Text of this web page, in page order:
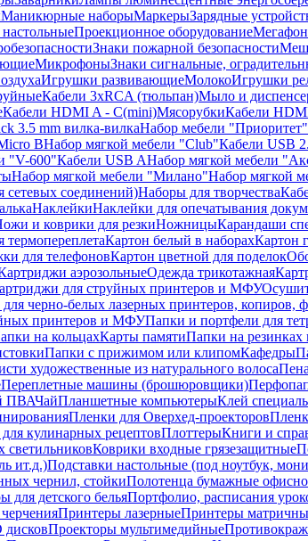
Маникюрные наборыМаркерыЗарядные
Проекционное оборудование
Знаки пожарной безопасности
МикрофоныЗнаки сигнальные,
Игрушки развивающиеМолокоИгрушки
Кабели 3xRCA (тюльпан)Мыло и
Кабели HDMI A - C(mini)МясорубкиКабели
3.5 mm вилка-вилкаНабор мебели "Приоритет"
BНабор мягкой мебели "Club"Кабели USB
"V-600"Кабели USB AНабор мягкой мебели
Набор мягкой мебели "Милано"Набор мягкой
сетевых соединений)Наборы для творчества
НаклейкиНаклейки для опечатывания
и коврики для резкиНожницыКарандаши
Картон белый в наборахКартон
для телефоновКартон цветной для поделок
аэрозольныеОдежда трикотажная
для струйных принтеров и МФУ
черно-белых лазерных принтеров,
принтеров и МФУПапки и портфели для
на кольцахКарты памятиПапки на резинках
Папки с прижимом или клипомКафедры
художественные из натурального волоса
Переплетные машины (брошюровщики)
ПВАЧайПланшетные компьютерыКлей
Пленки для Оверхед-проекторов
кулинарных рецептовПлоттерыКниги и
светильниковКоврики входные грязезащитные
ит.д.)Подставки настольные (под ноутбук,
чернил, стойкиПолотенца бумажные
для детского бельяПортфолио, расписания
Принтеры лазерныеПринтеры
Проекторы мультимедийные